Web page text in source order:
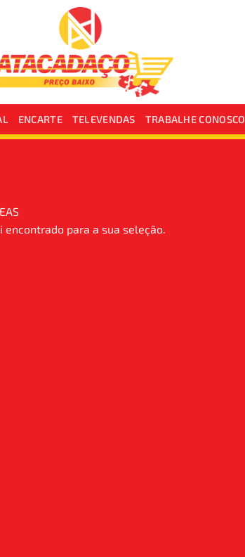
ENCARTE TELEVENDAS TRABALHE CONOSCO
encontrado para a sua seleção.